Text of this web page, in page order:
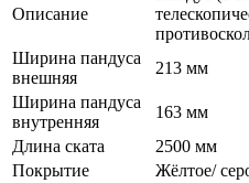
Описание
Ширина пандуса
внешняя
213 мм
Ширина пандуса
внутренняя
163 мм
Длина ската
2500 мм
Покрытие
Жёлтое/